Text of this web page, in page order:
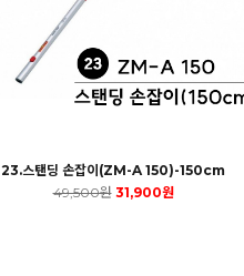
23.스탠딩 손잡이(ZM-A 150)-150cm
49,500원 31,900원